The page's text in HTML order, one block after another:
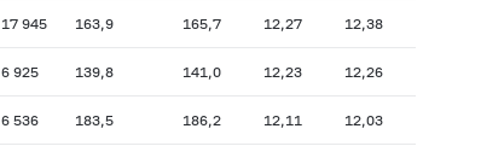
17 945 163,9 165,7 12,27 12,38
6 925 139,8 141,0 12,23 12,26
6 536 183,5 186,2 12,11 12,03